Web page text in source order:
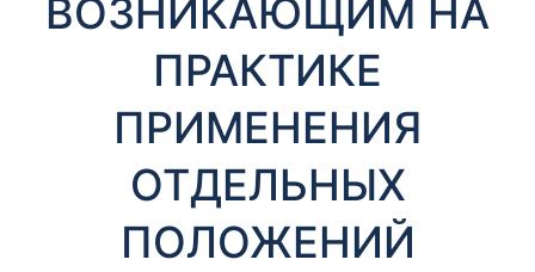
ВОЗНИКАЮЩИМ НА
ПРАКТИКЕ
ПРИМЕНЕНИЯ
ОТДЕЛЬНЫХ
ПОЛОЖЕНИЙ